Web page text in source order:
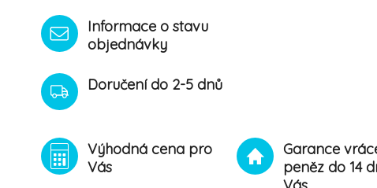
Informace o stavu
objednávky
Doručení do 2-5 dnů
Výhodná cena pro
Vás
Garance
peněz do 14